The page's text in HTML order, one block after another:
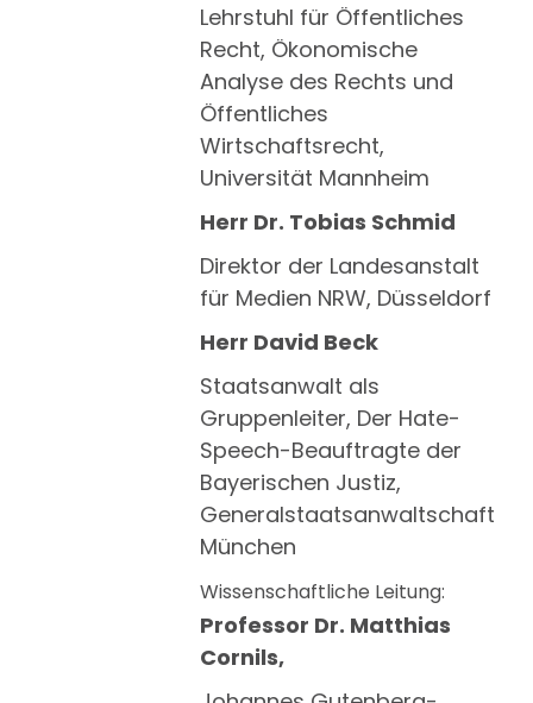
Lehrstuhl für Öffentliches
Recht, Ökonomische
Analyse des Rechts und
Öffentliches
Wirtschaftsrecht,
Universität Mannheim
Herr Dr. Tobias Schmid
Direktor der Landesanstalt
für Medien NRW, Düsseldorf
Herr David Beck
Staatsanwalt als
Gruppenleiter, Der Hate-
Speech-Beauftragte der
Bayerischen Justiz,
Generalstaatsanwaltschaft
München
Wissenschaftliche Leitung:
Professor Dr. Matthias
Cornils,